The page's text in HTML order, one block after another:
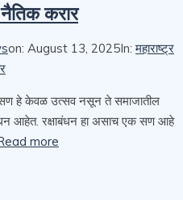
करार
on: August 13, 2025In:महाराष्ट्र
सण हे केवळ उत्सव नसून ते समाजातील
आहेत. रक्षाबंधन हा असाच एक सण आहे
more